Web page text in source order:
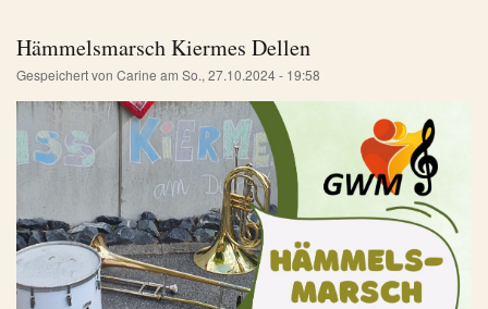
Hämmelsmarsch Kiermes Dellen
Gespeichert von Carine am So., 27.10.2024 - 19:58